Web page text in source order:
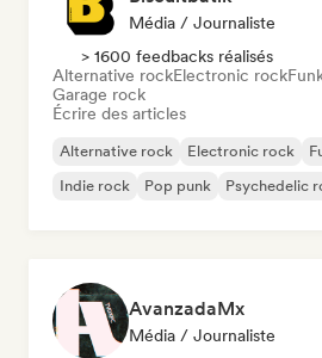
Média / Journaliste
> 1600 feedbacks réalisés
Alternative rockElectronic rock
Garage rock
Écrire des articles
Alternative rock Electronic rock
Indie rock
Pop punk Psychedelic
AvanzadaMx
Média / Journaliste